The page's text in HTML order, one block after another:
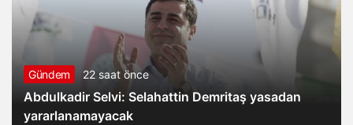
Gündem 22 saat önce
Abdulkadir Selvi: Selahattin Demritaş yasadan
yararlanamayacak